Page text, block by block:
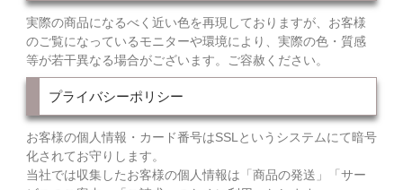
実際の商品になるべく近い色を再現しておりますが、お客様
のご覧になっているモニターや環境により、実際の色・質感
等が若干異なる場合がございます。ご容赦ください。
プライバシーポリシー
お客様の個人情報・カード番号はSSLというシステムにて暗号
化されてお守りします。
当社では収集したお客様の個人情報は「商品の発送」「サー